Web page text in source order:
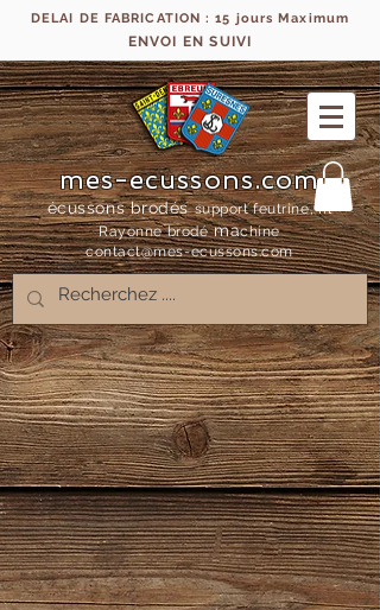
DELAI DE FABRICATION : 15 jours Maximum
ENVOI EN SUIVI
mes-ecussons.com
écussons brodés support feutrine, fil
Rayonne brodémachine
contact@mes-ecussons.com